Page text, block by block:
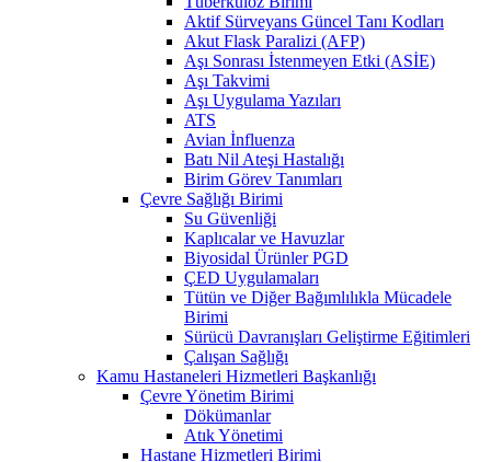
Aktif Sürveyans Güncel Tanı Kodları
Akut Flask Paralizi (AFP)
Aşı Sonrası İstenmeyen Etki (ASİE)
Aşı Takvimi
Aşı Uygulama Yazıları
ATS
Avian İnfluenza
Batı Nil Ateşi Hastalığı
Birim Görev Tanımları
Çevre Sağlığı Birimi
Su Güvenliği
Kaplıcalar ve Havuzlar
Biyosidal Ürünler PGD
ÇED Uygulamaları
Tütün ve Diğer Bağımlılıkla Mücadele
Birimi
Sürücü Davranışları Geliştirme Eğitimleri
Çalışan Sağlığı
Kamu Hastaneleri Hizmetleri Başkanlığı
Çevre Yönetim Birimi
Dökümanlar
Atık Yönetimi
Hastane Hizmetleri Birimi